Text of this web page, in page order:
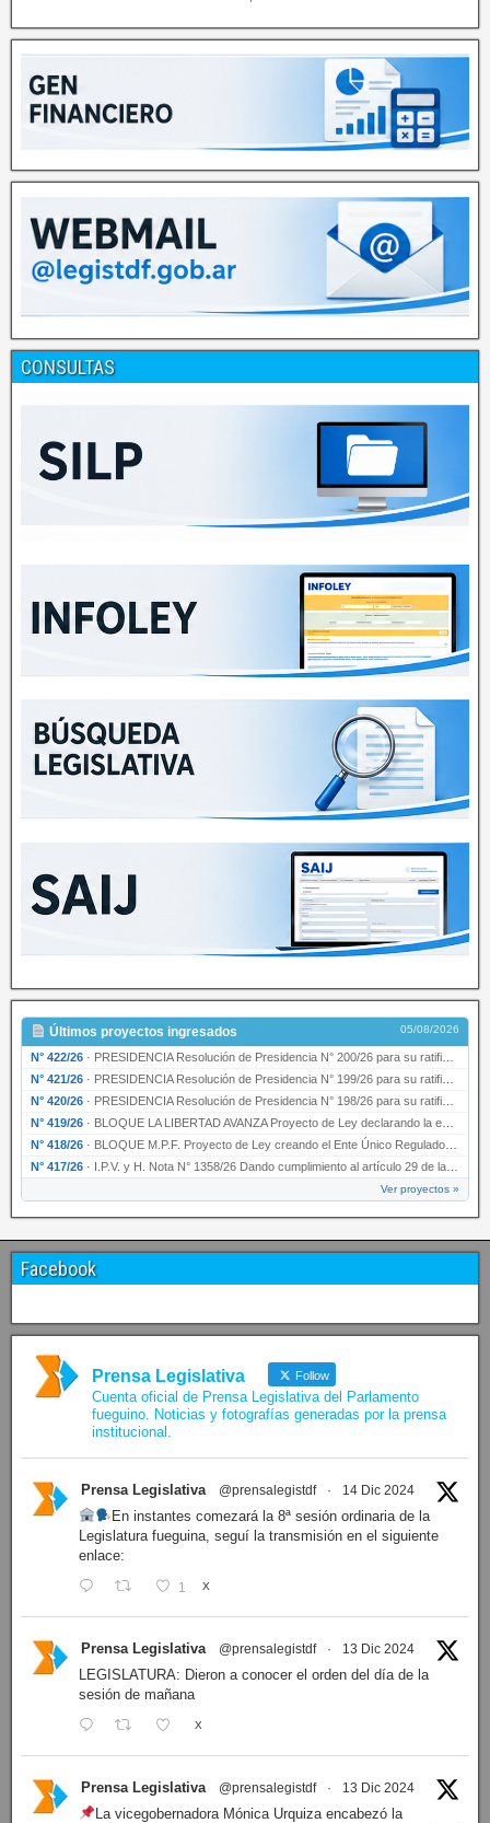
CONSULTAS
Últimos proyectos ingresados 05/08/2026
N° 422/26 · PRESIDENCIA Resolución de Presidencia N° 200/26 para su ratificación.
N° 421/26 · PRESIDENCIA Resolución de Presidencia N° 199/26 para su ratificación.
N° 420/26 · PRESIDENCIA Resolución de Presidencia N° 198/26 para su ratificación.
N° 419/26 · BLOQUE LA LIBERTAD AVANZA Proyecto de Ley declarando la esencialidad del servicio educativ…
N° 418/26 · BLOQUE M.P.F. Proyecto de Ley creando el Ente Único Regulador de servicios públicos de la …
N° 417/26 · I.P.V. y H. Nota N° 1358/26 Dando cumplimiento al artículo 29 de la Ley provincial N° 1399…
Ver proyectos »
Facebook
Prensa Legislativa Follow
Cuenta oficial de Prensa Legislativa del Parlamento
fueguino. Noticias y fotografías generadas por la prensa
institucional.
Prensa Legislativa @prensalegistdf · 14 Dic 2024
En instantes comezará la 8ª sesión ordinaria de la
Legislatura fueguina, seguí la transmisión en el siguiente
enlace:
1 X
Prensa Legislativa @prensalegistdf · 13 Dic 2024
LEGISLATURA: Dieron a conocer el orden del día de la
sesión de mañana
X
Prensa Legislativa @prensalegistdf · 13 Dic 2024
La vicegobernadora Mónica Urquiza encabezó la